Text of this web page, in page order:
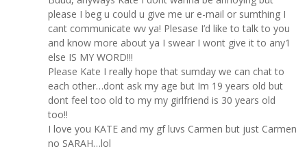
please I beg u could u give me ur e-mail or sumthing I
cant communicate wv ya! Plesase I’d like to talk to you
and know more about ya I swear I wont give it to any1
else IS MY WORD!!!
Please Kate I really hope that sumday we can chat to
each other…dont ask my age but Im 19 years old but
dont feel too old to my my girlfriend is 30 years old
too!!
I love you KATE and my gf luvs Carmen but just Carmen
no SARAH…lol